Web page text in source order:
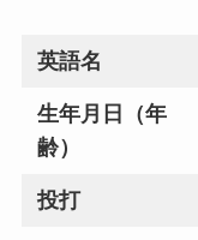
英語名
生年月日（年
齢）
投打